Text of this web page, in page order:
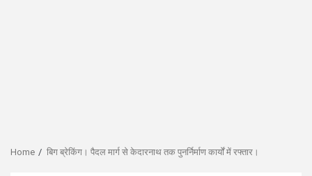
Home बिग ब्रेकिंग। पैदल मार्ग से केदारनाथ तक पुनर्निर्माण कार्यों में रफ्तार।